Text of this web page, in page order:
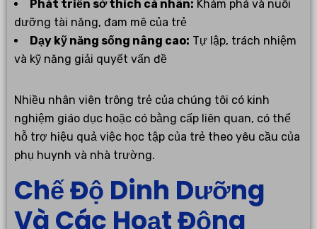
Phát triển sở thích cá nhân: Khám phá và nuôi
dưỡng tài năng, đam mê của trẻ
Dạy kỹ năng sống nâng cao: Tự lập, trách nhiệm
và kỹ năng giải quyết vấn đề
Nhiều nhân viên trông trẻ của chúng tôi có kinh
nghiệm giáo dục hoặc có bằng cấp liên quan, có thể
hỗ trợ hiệu quả việc học tập của trẻ theo yêu cầu của
phụ huynh và nhà trường.
Chế Độ Dinh Dưỡng
Và Các Hoạt Động